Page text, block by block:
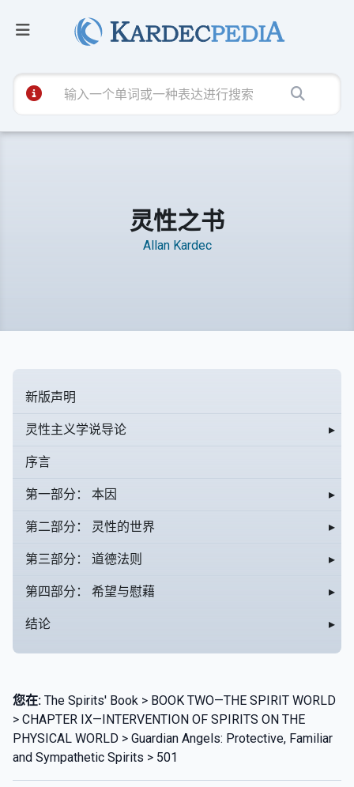
灵性之书
Allan Kardec
新版声明
灵性主义学说导论 ▸
序言
第一部分： 本因 ▸
第二部分： 灵性的世界 ▸
第三部分： 道德法则 ▸
第四部分： 希望与慰藉 ▸
结论 ▸
您在: The Spirits' Book > BOOK TWO—THE SPIRIT WORLD
> CHAPTER IX—INTERVENTION OF SPIRITS ON THE
PHYSICAL WORLD > Guardian Angels: Protective, Familiar
and Sympathetic Spirits > 501